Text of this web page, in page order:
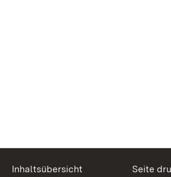
Inhaltsübersicht
Seite